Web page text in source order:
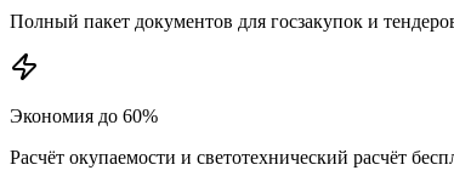
Полный пакет документов для госзакупок и
Экономия до 60%
Расчёт окупаемости и светотехнический расчёт